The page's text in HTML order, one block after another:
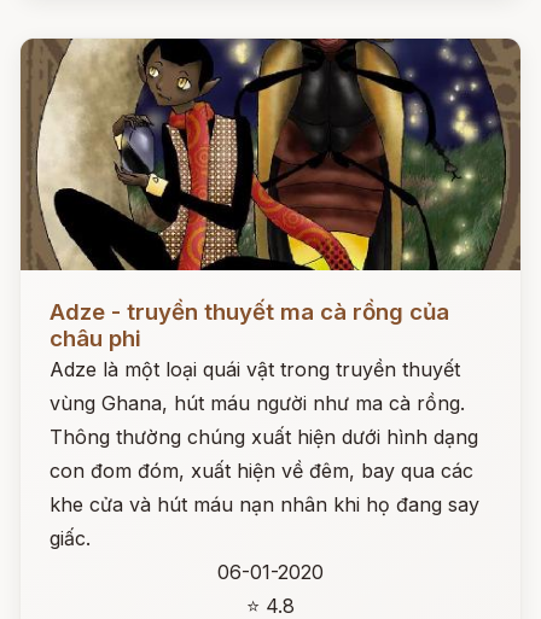
Adze - truyền thuyết ma cà rồng của
châu phi
Adze là một loại quái vật trong truyền thuyết
vùng Ghana, hút máu người như ma cà rồng.
Thông thường chúng xuất hiện dưới hình dạng
con đom đóm, xuất hiện về đêm, bay qua các
khe cửa và hút máu nạn nhân khi họ đang say
giấc.
06-01-2020
⭐ 4.8